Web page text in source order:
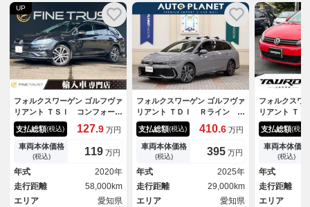
UP
フォルクスワーゲン ゴルフヴァ
リアント ＴＳＩ コンフォート
ライン マイスター 特別仕様
車 ＤｉｓｃｏｖｅｒＰｒｏ
９．２インチナビ パーキング
アシスト ６ヶ月走行距離無制
限保証付 アダプティブクルー
ズコントロール 禁煙車 ＬＥ
Ｄヘッドライト フルセグ ブ
ラインドスポットモニター
支払総額(税込) 127.9 万円
車両本体価格
(税込) 119 万円
年式
2020年
走行距離
58,000km
エリア
愛知県
フォルクスワーゲン ゴルフヴァ
リアント ＴＤＩ Ｒライン 後
期モデル／ワンオーナー／禁煙
車／グレー＆ブラックコンビレ
ザー／衝突軽減ブレーキ／ＡＣ
Ｃ／Ｃａｒｐｌａｙ／Ａｎｄｒ
ｏｉｄＡｕｔｏ／ナビ／全周囲
カメラ／パワーテールゲート／
シートヒーター／パワーシート
／
支払総額(税込) 410.6 万円
車両本体価格
(税込) 395 万円
年式
2025年
走行距離
29,000km
エリア
愛知県
フォルクスワ
リアント ＴＳ
ブルーモーシ
ー ユーザー
インチホ
Ｃ オート
ステアリン
ビ
支払総額(税込)
車両本体価格
(税込)
年式
走行距離
エリア